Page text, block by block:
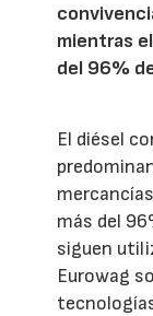
mientras
del 96%
El diésel
más del
siguen
Eurowag